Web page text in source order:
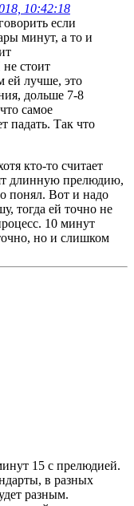
10:42:18
если
минут, а то и
стоит
ей лучше, это
дольше 7-8
самое
падать. Так что
кто-то считает
длинную прелюдию,
понял. Вот и надо
тогда ей точно не
10 минут
но и слишком
15 с прелюдией.
в разных
разным.